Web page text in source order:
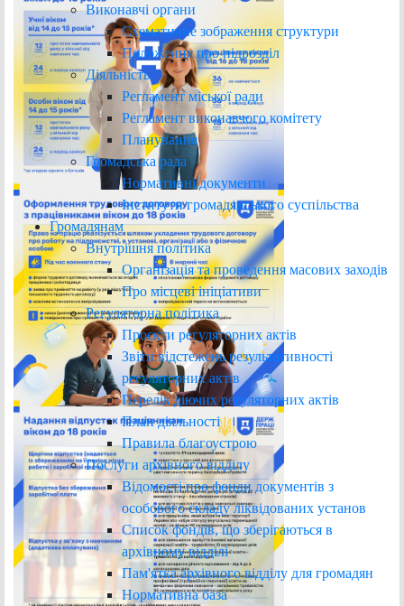
Виконавчі органи
Схематичне зображення структури
Положення про підрозділ
Діяльність
Регламент міської ради
Регламент виконавчого комітету
Планування
Громадська рада
Нормативні документи
Інститути громадянського суспільства
Громадянам
Внутрішня політика
Організація та проведення масових заходів
Про місцеві ініціативи
Регуляторна політика
Проєкти регуляторних актів
Звіти відстежень результативності
регуляторних актів
Перелік діючих регуляторних актів
План діяльності
Правила благоустрою
Послуги архівного відділу
Відомості про фонди документів з
особового складу ліквідованих установ
Список фондів, що зберігаються в
архівному відділі
Пам'ятка архівного відділу для громадян
Нормативна база